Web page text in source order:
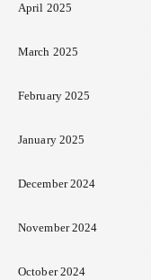
April 2025
March 2025
February 2025
January 2025
December 2024
November 2024
October 2024